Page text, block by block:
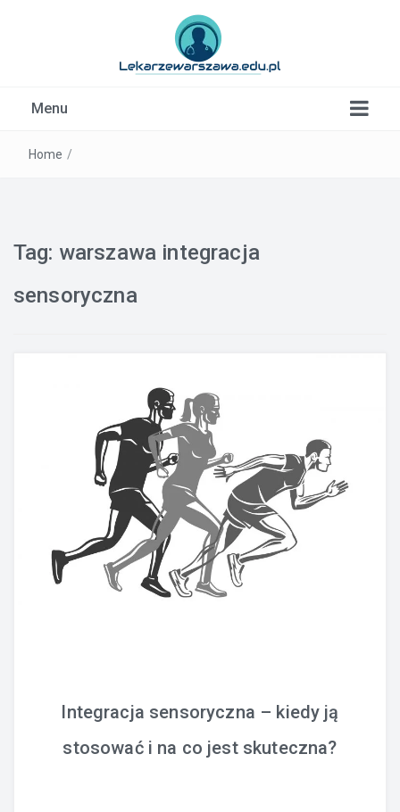
Menu
Home /
Tag: warszawa integracja
sensoryczna
Integracja sensoryczna – kiedy ją
stosować i na co jest skuteczna?